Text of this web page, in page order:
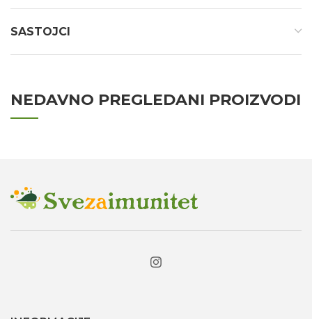
SASTOJCI
NEDAVNO PREGLEDANI PROIZVODI